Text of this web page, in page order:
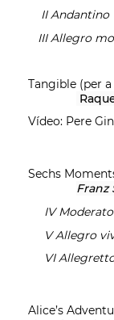
II Andantino
III Allegro
Tangible (per
Vídeo: Pere
Sechs
Franz
IV Moderato
V Allegro
VI
Alice’s